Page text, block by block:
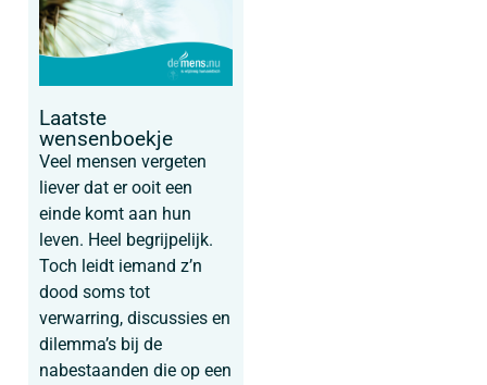
Laatste
wensenboekje
Veel mensen vergeten
liever dat er ooit een
einde komt aan hun
leven. Heel begrijpelijk.
Toch leidt iemand z’n
dood soms tot
verwarring, discussies en
dilemma’s bij de
nabestaanden die op een